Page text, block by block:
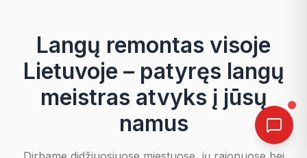
Langų remontas visoje
Lietuvoje – patyręs langų
meistras atvyks į jūsų
namus